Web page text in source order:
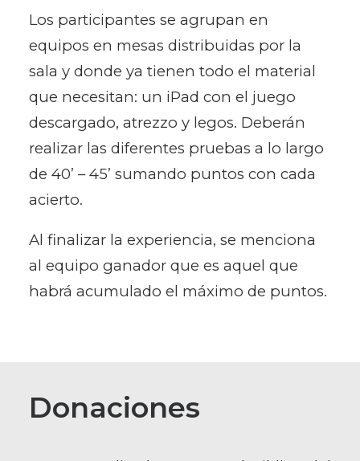
Los participantes se agrupan en
equipos en mesas distribuidas por la
sala y donde ya tienen todo el material
que necesitan: un iPad con el juego
descargado, atrezzo y legos. Deberán
realizar las diferentes pruebas a lo largo
de 40’ – 45’ sumando puntos con cada
acierto.
Al finalizar la experiencia, se menciona
al equipo ganador que es aquel que
habrá acumulado el máximo de puntos.
Donaciones